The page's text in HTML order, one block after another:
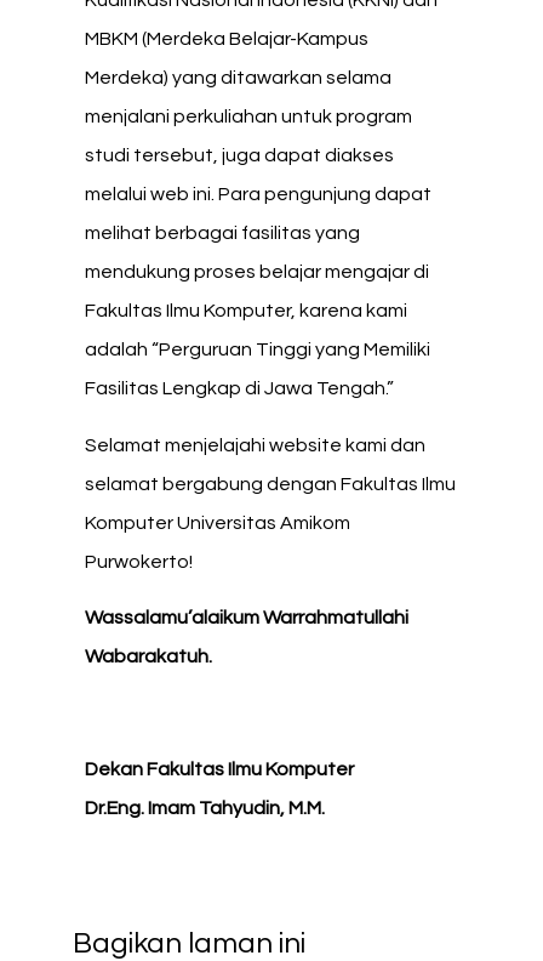
MBKM (Merdeka Belajar-Kampus
Merdeka) yang ditawarkan selama
menjalani perkuliahan untuk program
studi tersebut, juga dapat diakses
melalui web ini. Para pengunjung dapat
melihat berbagai fasilitas yang
mendukung proses belajar mengajar di
Fakultas Ilmu Komputer, karena kami
adalah “Perguruan Tinggi yang Memiliki
Fasilitas Lengkap di Jawa Tengah.”
Selamat menjelajahi website kami dan
selamat bergabung dengan Fakultas Ilmu
Komputer Universitas Amikom
Purwokerto!
Wassalamu’alaikum Warrahmatullahi
Wabarakatuh.
Dekan Fakultas Ilmu Komputer
Dr.Eng. Imam Tahyudin, M.M.
Bagikan laman ini